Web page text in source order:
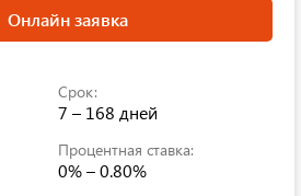
Онлайн заявка
Срок:
7 – 168 дней
Процентная ставка:
0% – 0.80%